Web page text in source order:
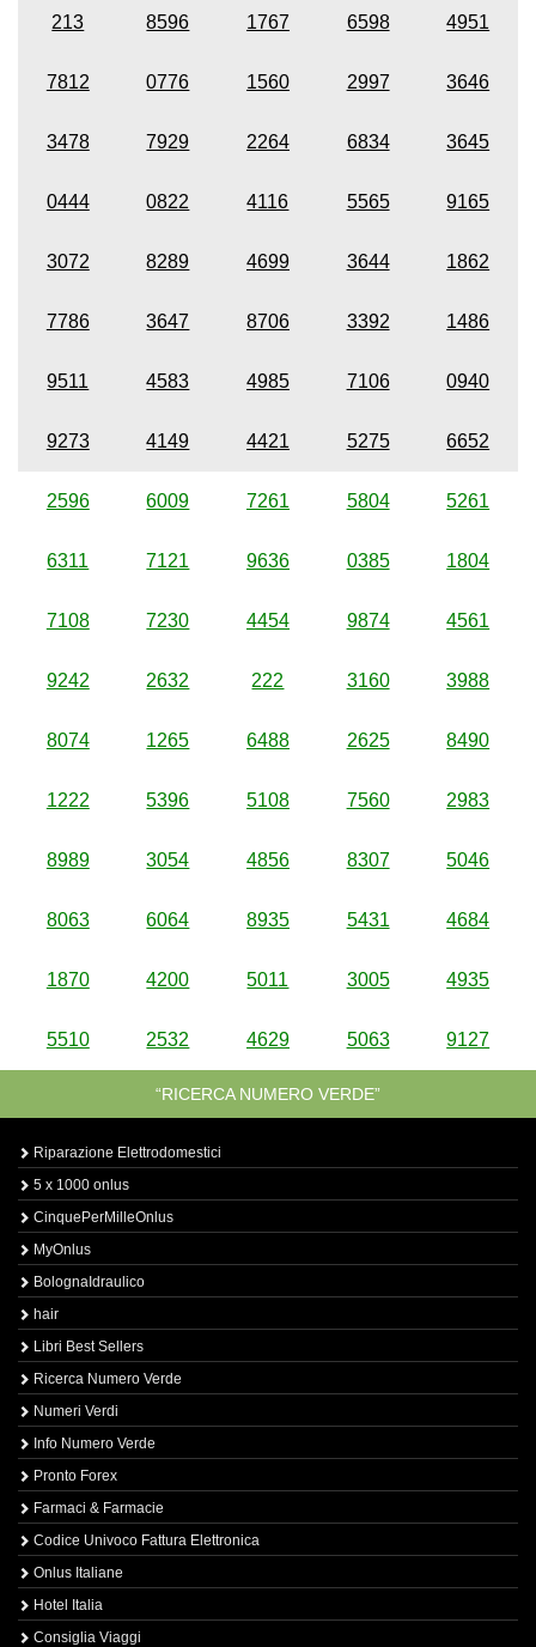
213 8596 1767 6598 4951
7812 0776 1560 2997 3646
3478 7929 2264 6834 3645
0444 0822 4116 5565 9165
3072 8289 4699 3644 1862
7786 3647 8706 3392 1486
9511 4583 4985 7106 0940
9273 4149 4421 5275 6652
2596 6009 7261 5804 5261
6311 7121 9636 0385 1804
7108 7230 4454 9874 4561
9242 2632 222 3160 3988
8074 1265 6488 2625 8490
1222 5396 5108 7560 2983
8989 3054 4856 8307 5046
8063 6064 8935 5431 4684
1870 4200 5011 3005 4935
5510 2532 4629 5063 9127
“RICERCA NUMERO VERDE”
Riparazione Elettrodomestici
5 x 1000 onlus
CinquePerMilleOnlus
MyOnlus
BolognaIdraulico
hair
Libri Best Sellers
Ricerca Numero Verde
Numeri Verdi
Info Numero Verde
Pronto Forex
Farmaci & Farmacie
Codice Univoco Fattura Elettronica
Onlus Italiane
Hotel Italia
Consiglia Viaggi